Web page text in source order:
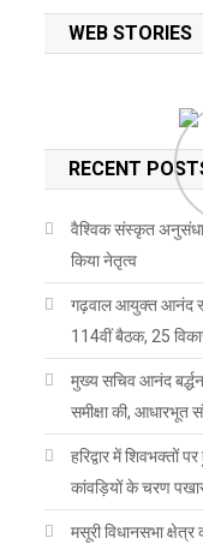
WEB STORIES
RECENT
वैश्विक संस्कृत
किया नेतृत्व
गढ़वाल आयुक्त आनंद
114वीं बैठक, 25
मुख्य सचिव आनंद
समीक्षा की, आधारभूत
हरिद्वार में शिवभक्तों
कांवड़ियों के चरण
मसूरी विधानसभा